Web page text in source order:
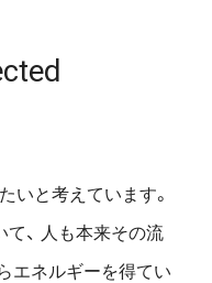
いと考えています。
、
人も本来その流
エネルギーを得てい